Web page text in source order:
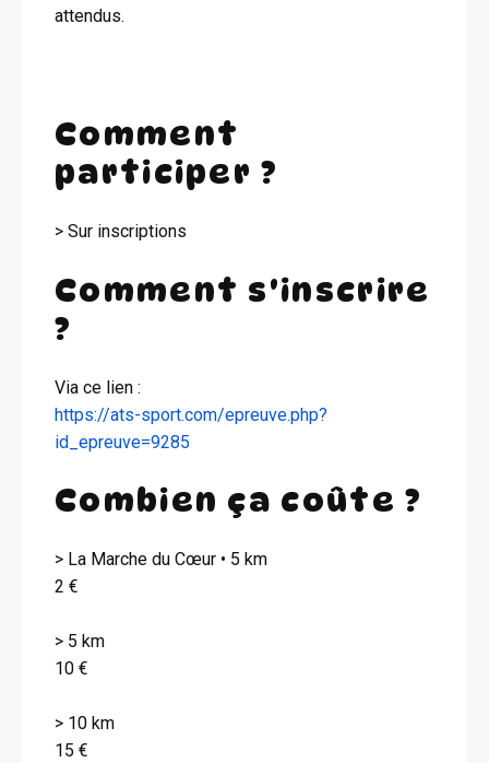
attendus.
Comment
participer ?
> Sur inscriptions
Comment s'inscrire
?
Via ce lien :
https://ats-sport.com/epreuve.php?
id_epreuve=9285
Combien ça coûte ?
> La Marche du Cœur • 5 km
2 €
> 5 km
10 €
> 10 km
15 €